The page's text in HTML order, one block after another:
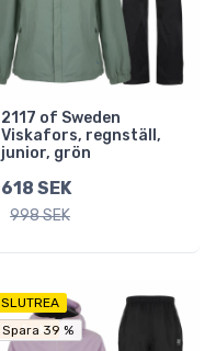
2117 of Sweden
Viskafors, regnställ,
junior, grön
618 SEK
998 SEK
SLUTREA
Fri frakt
Spara 39 %
Spara 39 %